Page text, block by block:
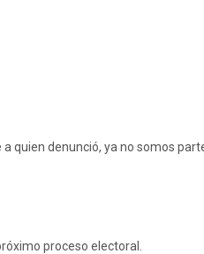
quien denunció, ya no somos
proceso electoral.